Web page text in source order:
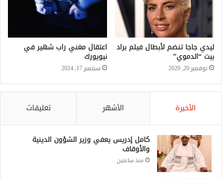
ليدي جاجا تنضم لأبطال فيلم براد
بيت “الدموي”
نوفمبر 20, 2020
اعتقال مغني راب شهير في
نيويورك
سبتمبر 17, 2024
الأخيرة الأشهر تعليقات
كامل إدريس يعفي وزير الشؤون الدينية
والأوقاف
منذ ساعتين